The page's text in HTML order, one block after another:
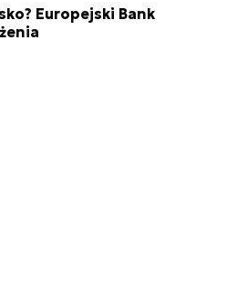
Europejski Bank